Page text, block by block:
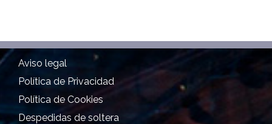
Aviso legal
Política de Privacidad
Política de Cookies
Despedidas de soltera